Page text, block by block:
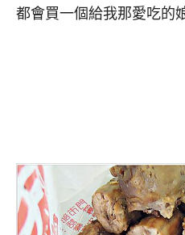
都會買一個給我那愛吃的